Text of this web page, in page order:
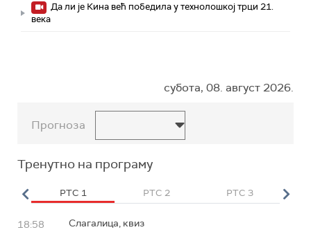
Да ли је Кина већ победила у технолошкој трци 21.
века
субота, 08. август 2026.
Прогноза
Тренутно на програму
РТС 1 РТС 2 РТС 3
18:58 Слагалица, квиз